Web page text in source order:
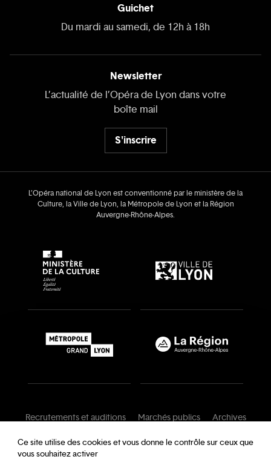
Guichet
Du mardi au samedi, de 12h à 18h
Newsletter
L’actualité de l’Opéra de Lyon dans votre
boîte mail
S'inscrire
L’Opéra national de Lyon est conventionné par le ministère de la
Culture, la Ville de Lyon, la Métropole de Lyon et la Région
Auvergne‑Rhône‑Alpes.
Recrutements et auditions Marchés publics
Archives
Mentions légales
Conditions générales
Charte de modération
Ce site utilise des cookies et vous donne le contrôle sur ceux que
vous souhaitez activer